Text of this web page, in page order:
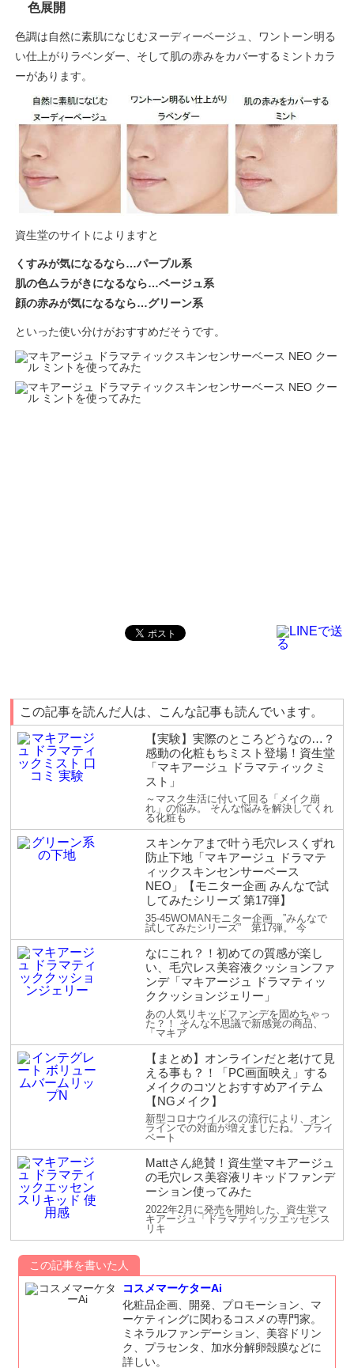
色展開
色調は自然に素肌になじむヌーディーベージュ、ワントーン明る
い仕上がりラベンダー、そして肌の赤みをカバーするミントカラ
ーがあります。
資生堂のサイトによりますと
くすみが気になるなら…パープル系
肌の色ムラがきになるなら…ベージュ系
顔の赤みが気になるなら…グリーン系
といった使い分けがおすすめだそうです。
この記事を読んだ人は、こんな記事も読んでいます。
【実験】実際のところどうなの…？
感動の化粧もちミスト登場！資生堂
「マキアージュ ドラマティックミ
スト」
～マスク生活に付いて回る「メイク崩
れ」の悩み。 そんな悩みを解決してくれ
る化粧も
スキンケアまで叶う毛穴レスくずれ
防止下地「マキアージュ ドラマテ
ィックスキンセンサーベース
NEO」【モニター企画 みんなで試
してみたシリーズ 第17弾】
35-45WOMANモニター企画 ”みんなで
試してみたシリーズ” 第17弾。 今
なにこれ？！初めての質感が楽し
い、毛穴レス美容液クッションファ
ンデ「マキアージュ ドラマティッ
ククッションジェリー」
あの人気リキッドファンデを固めちゃっ
た？！ そんな不思議で新感覚の商品、
「マキア
【まとめ】オンラインだと老けて見
える事も？！「PC画面映え」する
メイクのコツとおすすめアイテム
【NGメイク】
新型コロナウイルスの流行により、オン
ラインでの対面が増えましたね。 プライ
ベート
Mattさん絶賛！資生堂マキアージュ
の毛穴レス美容液リキッドファンデ
ーション使ってみた
2022年2月に発売を開始した、資生堂マ
キアージュ「ドラマティックエッセンス
リキ
この記事を書いた人
コスメマーケターAi
化粧品企画、開発、プロモーション、マ
ーケティングに関わるコスメの専門家。
ミネラルファンデーション、美容ドリン
ク、プラセンタ、加水分解卵殻膜などに
詳しい。